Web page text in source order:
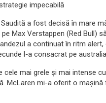
impecabilă
a fost decisă în mare
Max Verstappen (Red Bull)
a continuat în ritm
l-a consacrat pe
cele mai grele și mai intense
McLaren mi-a oferit o